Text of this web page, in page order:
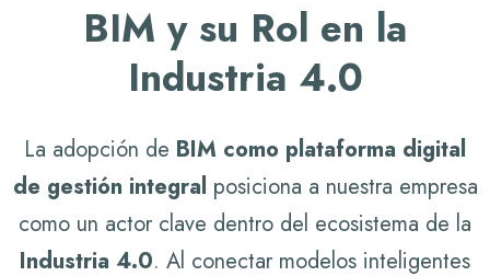
BIM y su Rol en la
Industria 4.0
La adopción de BIM como plataforma digital
de gestión integral posiciona a nuestra empresa
como un actor clave dentro del ecosistema de la
Industria 4.0. Al conectar modelos inteligentes